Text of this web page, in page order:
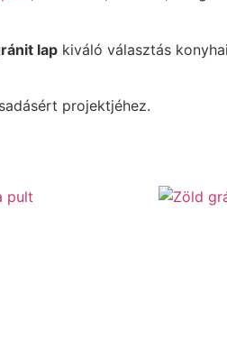
lap kiváló választás
projektjéhez.